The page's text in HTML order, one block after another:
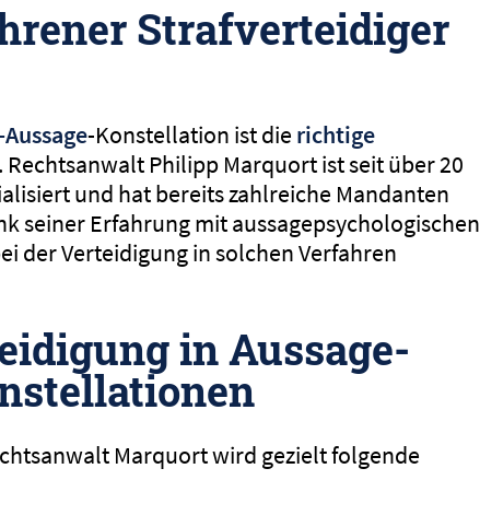
Strafverteidiger
-Konstellation ist die richtige
Philipp Marquort ist seit über 20
und hat bereits zahlreiche Mandanten
seiner Erfahrung mit aussagepsychologischen
der Verteidigung in solchen Verfahren
in Aussage-
Marquort wird gezielt folgende